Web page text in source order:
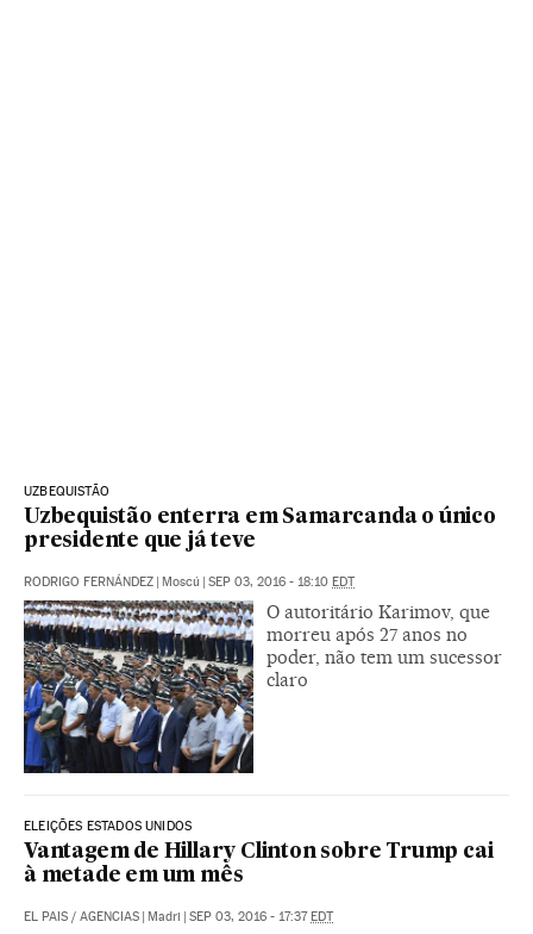
UZBEQUISTÃO
Uzbequistão enterra em Samarcanda o único
presidente que já teve
RODRIGO FERNÁNDEZ Moscú SEP 03, 2016 - 18:10 EDT
O autoritário Karimov, que
morreu após 27 anos no
poder, não tem um sucessor
claro
ELEIÇÕES ESTADOS UNIDOS
Vantagem de Hillary Clinton sobre Trump cai
à metade em um mês
EL PAIS / AGENCIAS Madri SEP 03, 2016 - 17:37 EDT